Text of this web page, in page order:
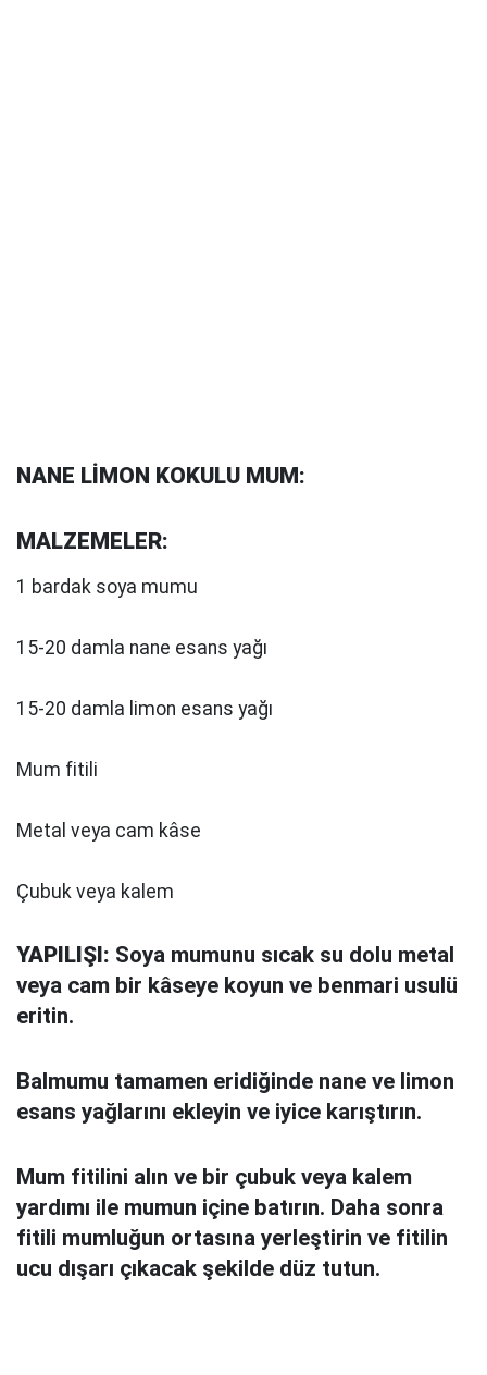
NANE LİMON KOKULU MUM:
MALZEMELER:
1 bardak soya mumu
15-20 damla nane esans yağı
15-20 damla limon esans yağı
Mum fitili
Metal veya cam kâse
Çubuk veya kalem
YAPILIŞI: Soya mumunu sıcak su dolu metal
veya cam bir kâseye koyun ve benmari usulü
eritin.
Balmumu tamamen eridiğinde nane ve limon
esans yağlarını ekleyin ve iyice karıştırın.
Mum fitilini alın ve bir çubuk veya kalem
yardımı ile mumun içine batırın. Daha sonra
fitili mumluğun ortasına yerleştirin ve fitilin
ucu dışarı çıkacak şekilde düz tutun.